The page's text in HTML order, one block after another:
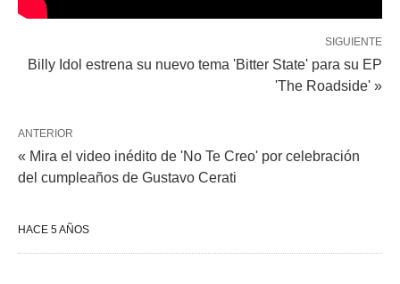
SIGUIENTE
Billy Idol estrena su nuevo tema 'Bitter State' para su EP
'The Roadside' »
ANTERIOR
« Mira el video inédito de 'No Te Creo' por celebración
del cumpleaños de Gustavo Cerati
HACE 5 AÑOS